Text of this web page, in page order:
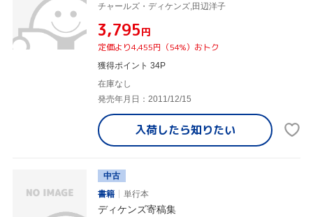
チャールズ・ディケンズ,田辺洋子
¥3,795円
定価より4,455円（54%）おトク
獲得ポイント 34P
在庫なし
発売年月日：2011/12/15
入荷したら知りたい
中古
書籍
単行本
ディケンズ寄稿集